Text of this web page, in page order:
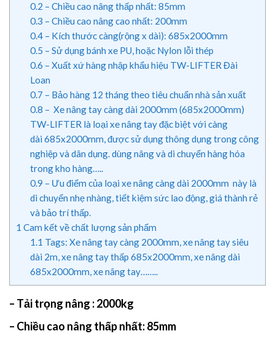
0.2 – Chiều cao nâng thấp nhất: 85mm
0.3 – Chiều cao nâng cao nhất: 200mm
0.4– Kích thước càng(rộng x dài): 685x2000mm
0.5 – Sử dụng bánh xe PU, hoặc Nylon lỗi thép
0.6 – Xuất xứ hàng nhập khẩu hiệu TW-LIFTER Đài
Loan
0.7 – Bảo hàng 12 tháng theo tiêu chuẩn nhà sản xuất
0.8 – Xe nâng tay càng dài 2000mm (685x2000mm)
TW-LIFTER là loại xe nâng tay đặc biệt với càng
dài 685x2000mm, được sử dụng thông dụng trong công
nghiệp và dân dụng. dùng nâng và di chuyển hàng hóa
trong kho hàng…..
0.9 – Ưu điểm của loại xe nâng càng dài 2000mm này là
di chuyển nhẹ nhàng, tiết kiệm sức lao động, giá thành rẻ
và bảo trí thấp.
1 Cam kết về chất lượng sản phẩm
1.1 Tags: Xe nâng tay càng 2000mm, xe nâng tay siêu
dài 2m, xe nâng tay thấp 685x2000mm, xe nâng dài
685x2000mm, xe nâng tay……..
– Tải trọng nâng : 2000kg
– Chiều cao nâng thấp nhất: 85mm